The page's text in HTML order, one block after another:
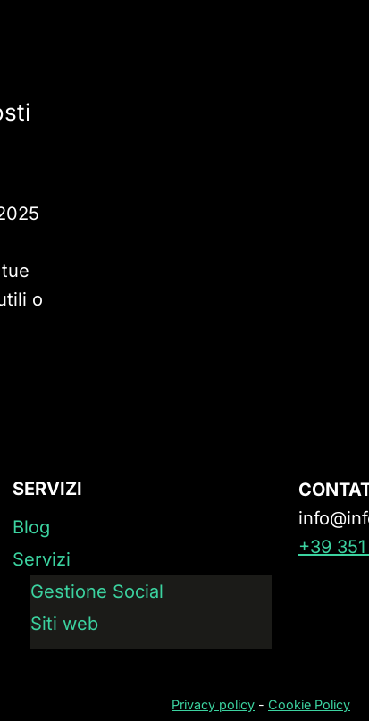
o
SERVIZI
Blog
Servizi
Gestione Social
Siti web
+39
Privacy policy - Cookie Policy